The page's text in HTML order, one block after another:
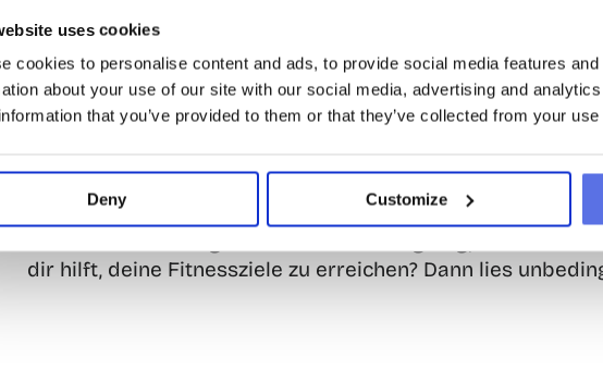
uses cookies
cookies to personalise content and ads, to provide social media features
about your use of our site with our social media, advertising and
that you’ve provided to them or that they’ve collected from your
Deny Customize
Zirkeltraining und
wichtigsten Unterschiede
In den Wandelgängen hört man es wahrscheinlich öfter
Training aufgeht. Aber bist du auch mit den wichtigsten
Auf den ersten Blick ähneln sie sich. Doch es gibt einen
dir hilft, deine Fitnessziele zu erreichen? Dann lies